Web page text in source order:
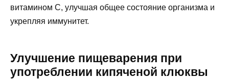
витамином С, улучшая общее состояние организма и
укрепляя иммунитет.
Улучшение пищеварения при
употреблении кипяченой клюквы